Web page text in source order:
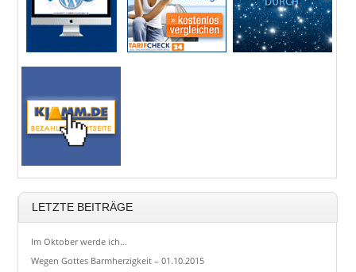
LETZTE BEITRÄGE
Im Oktober werde ich…
Wegen Gottes Barmherzigkeit – 01.10.2015